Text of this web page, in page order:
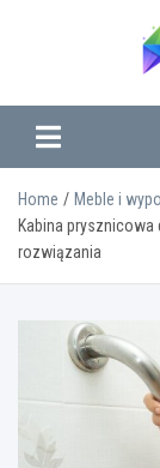
Home
Meble i
Kabina prysznicowa
rozwiązania